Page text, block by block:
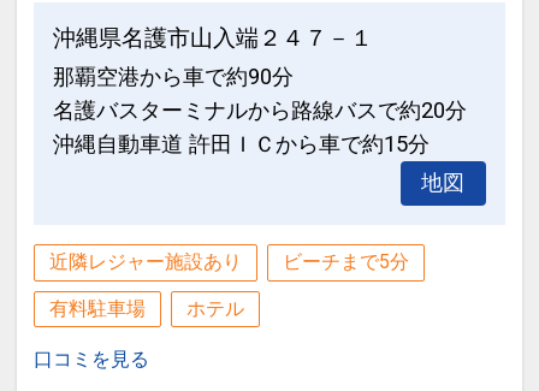
ー、ベビーベッド、ベビーカー等）
お手配をご希望の際は、ホテル代表
（0980-51-1333）へお問合せくださ
い。
※各備品には数に限りがございます。予
必ずお読みください
■ホテル施設内におきまして、タトゥー
の露出をご遠慮いただいております。
・ロビー内・レストラン等のパブリック
す。
■ご朝食のご案内■
【カフェテラス「ラ・ティーダ」／洋食
テラス席では美しい海を眺めながら、ブ
ッフェで多彩なお料理をお楽しみいただ
けます。
※事前の予告なく変更となる場合がござ
沖縄県名護市山入端２４７－１
那覇空港から車で約90分
名護バスターミナルから路線バスで約20分
沖縄自動車道 許田ＩＣから車で約15分
地図
近隣レジャー施設あり ビーチまで5分
有料駐車場 ホテル
口コミを見る